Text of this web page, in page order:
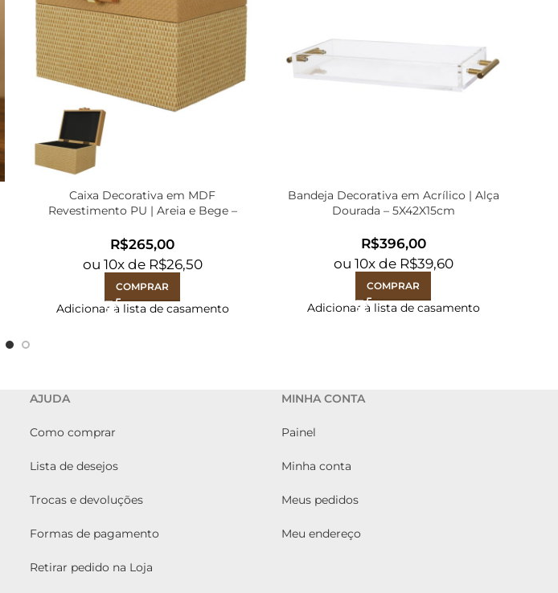
Caixa Decorativa em MDF
Revestimento PU | Areia e Bege –
R$
ou 10x de R$26,50
COMPRAR
Adicionar à lista de casamento
Bandeja Decorativa em Acrílico | Alça
Dourada – 5X42X15cm
R$
ou 10x de R$39,60
COMPRAR
Adicionar à lista de casamento
AJUDA
Como comprar
Lista de desejos
Trocas e devoluções
Formas de pagamento
Retirar pedido na Loja
MINHA CONTA
Painel
Minha conta
Meus pedidos
Meu endereço